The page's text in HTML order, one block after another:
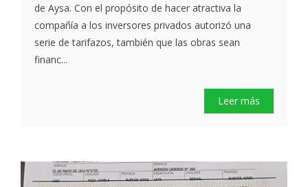
de Aysa. Con el propósito de hacer atractiva la
compañía a los inversores privados autorizó una
serie de tarifazos, también que las obras sean
financ...
Leer más